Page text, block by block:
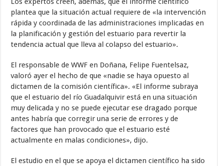
plantea que la situación actual requiere de «la intervención
rápida y coordinada de las administraciones implicadas en
la planificación y gestión del estuario para revertir la
tendencia actual que lleva al colapso del estuario».
El responsable de WWF en Doñana, Felipe Fuentelsaz,
valoró ayer el hecho de que «nadie se haya opuesto al
dictamen de la comisión científica». «El informe subraya
que el estuario del río Guadalquivir está en una situación
muy delicada y no se puede ejecutar ese dragado porque
antes habría que corregir una serie de errores y de
factores que han provocado que el estuario esté
actualmente en malas condiciones», dijo.
El estudio en el que se apoya el dictamen científico ha sido